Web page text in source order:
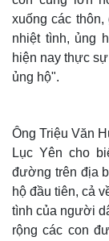
xuống các
nhiệt tình, ủng
hiện nay thực
ủng hộ".
Ông Triệu Văn
Lục Yên cho
đường trên địa
hộ đầu tiên, cả
tình của người
rộng các con